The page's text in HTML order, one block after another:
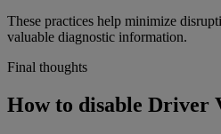
These practices help minimize
valuable diagnostic information.
Final thoughts
How to disable Driver